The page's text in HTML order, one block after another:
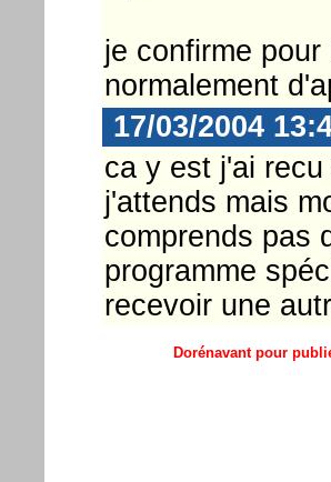
je confirme
normalement
17/03/2004
ca y est j'ai
j'attends mais
comprends pas
programme
recevoir une
Dorénavant pour